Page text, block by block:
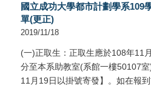
國立成功大學都市計劃學系109
單(更正)
2019/11/18
(一)正取生：正取生應於108年11
分至本系助教室(系館一樓50107
11月19日以掛號寄發】。如在報